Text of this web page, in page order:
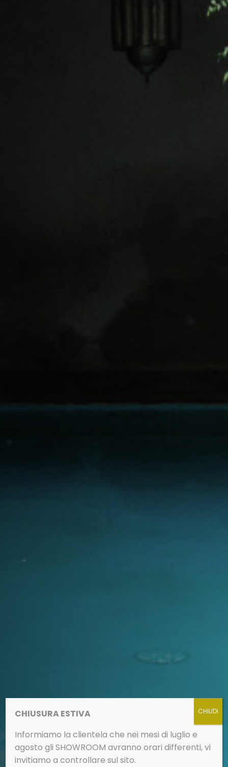
CHIUSURA ESTIVA
Informiamo la clientela che nei mesi di luglio e
agosto gli SHOWROOM avranno orari differenti, vi
invitiamo a controllare sul sito.